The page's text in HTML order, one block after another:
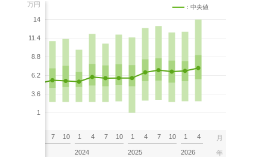
万円
14
11.4
8.8
6.2
3.6
1
：中央値
7 10 1 4 7 10
2024
1 4 7 10
2025
1 4
2026
月
年